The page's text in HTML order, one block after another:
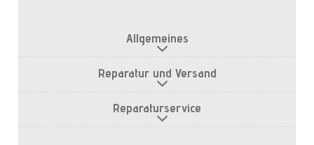
Allgemeines
Reparatur und Versand
Reparaturservice